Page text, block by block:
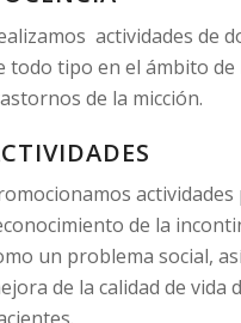
actividades de
todo tipo en el ámbito de
de la micción.
actividades
de la
un problema social,
de la calidad de vida